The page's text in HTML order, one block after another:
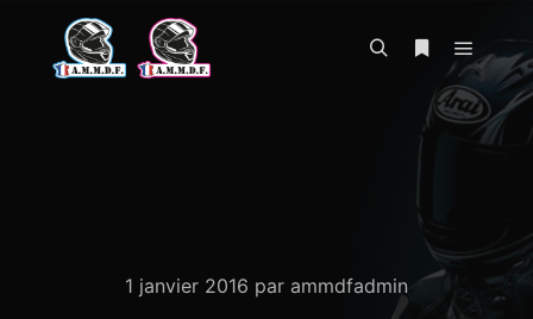
RechercherPlus d’infos
Menu
1 janvier 2016 par ammdfadmin